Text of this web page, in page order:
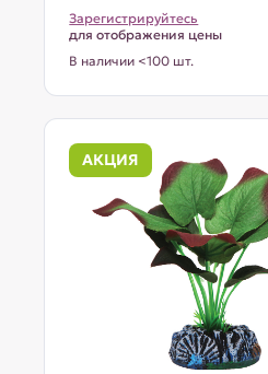
Зарегистрируйтесь
для отображения цены
В наличии <100 шт.
АКЦИЯ